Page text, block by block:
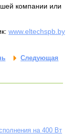
компании или
www.eltechspb.by
Следующая
на 400 Вт